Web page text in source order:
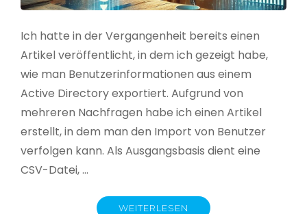
Ich hatte in der Vergangenheit bereits einen
Artikel veröffentlicht, in dem ich gezeigt habe,
wie man Benutzerinformationen aus einem
Active Directory exportiert. Aufgrund von
mehreren Nachfragen habe ich einen Artikel
erstellt, in dem man den Import von Benutzer
verfolgen kann. Als Ausgangsbasis dient eine
CSV-Datei, …
WEITERLESEN